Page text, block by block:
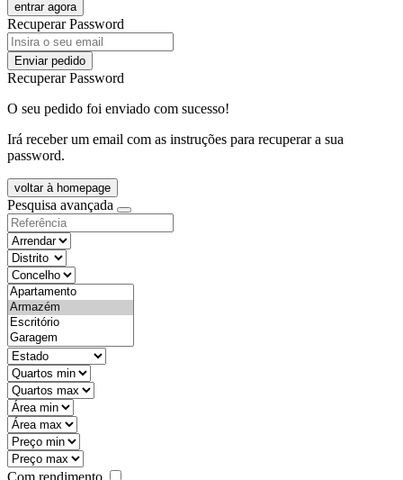
entrar agora
Recuperar Password
Enviar pedido
Recuperar Password
O seu pedido foi enviado com sucesso!
Irá receber um email com as instruções para recuperar a sua
password.
voltar à homepage
Pesquisa avançada
objective
districtId
countyId
types
state
mintypo
maxtypo
minarea
maxarea
minprice
maxprice
Com rendimento